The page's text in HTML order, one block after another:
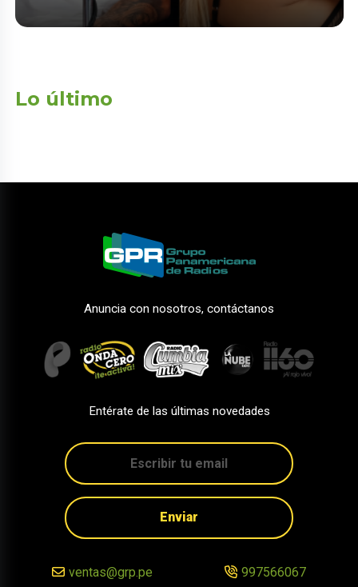
Lo último
Anuncia con nosotros, contáctanos
Entérate de las últimas novedades
Enviar
ventas@grp.pe 997566067